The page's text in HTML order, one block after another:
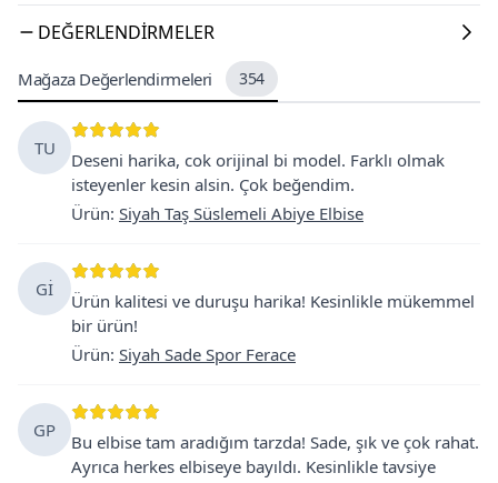
DEĞERLENDIRMELER
Mağaza Değerlendirmeleri 354
TU
Deseni harika, cok orijinal bi model. Farklı olmak
isteyenler kesin alsin. Çok beğendim.
Ürün: Siyah Taş Süslemeli Abiye Elbise
Gİ
Ürün kalitesi ve duruşu harika! Kesinlikle mükemmel
bir ürün!
Ürün: Siyah Sade Spor Ferace
GP
Bu elbise tam aradığım tarzda! Sade, şık ve çok rahat.
Ayrıca herkes elbiseye bayıldı. Kesinlikle tavsiye